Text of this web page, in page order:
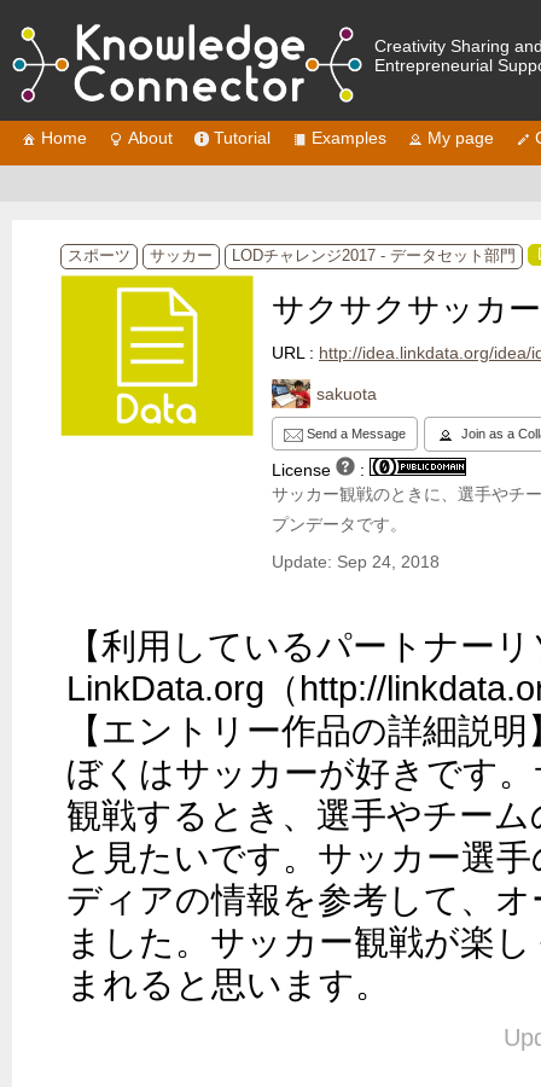
Creativity Sharing
Entrepreneurial
Home About Tutorial Examples My page
スポーツ サッカー LODチャレンジ2017 - データセット部門
サクサクサッカー
URL : http://idea.linkdata.org/idea/
sakuota
Send a Message Join as a
License
:
サッカー観戦のときに、選手やチ
プンデータです。
Update: Sep 24, 2018
【利用しているパートナー
LinkData.org（http://
【エントリー作品の詳細説明
ぼくはサッカーが好きです
観戦するとき、選手やチー
と見たいです。サッカー選
ディアの情報を参考して、
ました。サッカー観戦が楽
まれると思います。